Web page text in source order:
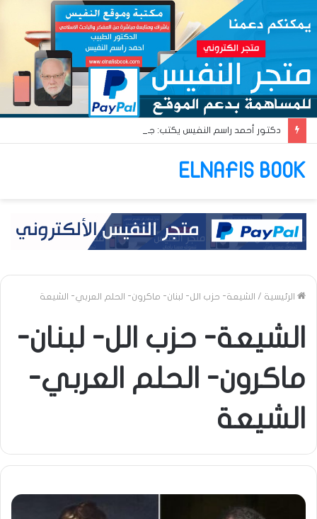
ELNAFIS BOOK
الرئيسية / الشيعة- حزب الل- لبنان- ماكرون- الحلم العربي- الشيعة
الشيعة- حزب الل- لبنان-
ماكرون- الحلم العربي-
الشيعة